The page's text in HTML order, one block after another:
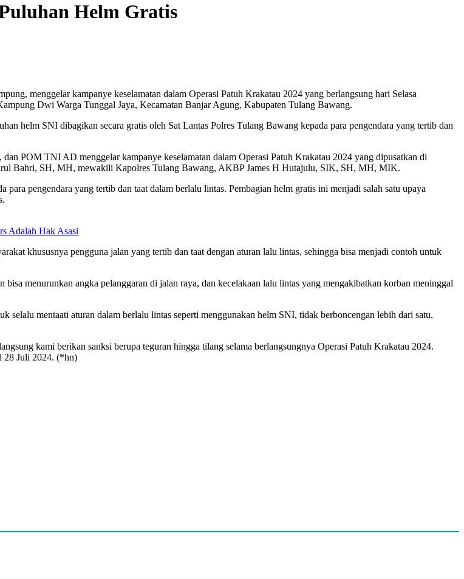
Helm Gratis
menggelar kampanye keselamatan dalam Operasi Patuh Krakatau 2024 yang berlangsung hari Selasa
Dwi Warga Tunggal Jaya, Kecamatan Banjar Agung, Kabupaten Tulang Bawang.
helm SNI dibagikan secara gratis oleh Sat Lantas Polres Tulang Bawang kepada para pengendara yang tertib dan
POM TNI AD menggelar kampanye keselamatan dalam Operasi Patuh Krakatau 2024 yang dipusatkan di
Bahri, SH, MH, mewakili Kapolres Tulang Bawang, AKBP James H Hutajulu, SIK, SH, MH, MIK.
pengendara yang tertib dan taat dalam berlalu lintas. Pembagian helm gratis ini menjadi salah satu upaya
Adalah Hak Asasi
khususnya pengguna jalan yang tertib dan taat dengan aturan lalu lintas, sehingga bisa menjadi contoh untuk
menurunkan angka pelanggaran di jalan raya, dan kecelakaan lalu lintas yang mengakibatkan korban meninggal
selalu mentaati aturan dalam berlalu lintas seperti menggunakan helm SNI, tidak berboncengan lebih dari satu,
kami berikan sanksi berupa teguran hingga tilang selama berlangsungnya Operasi Patuh Krakatau 2024.
28 Juli 2024. (*hn)